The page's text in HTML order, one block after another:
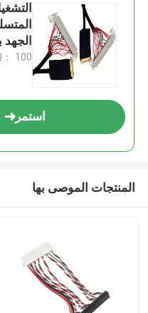
LVDS
： 100
استمر
المنتجات الموصى بها